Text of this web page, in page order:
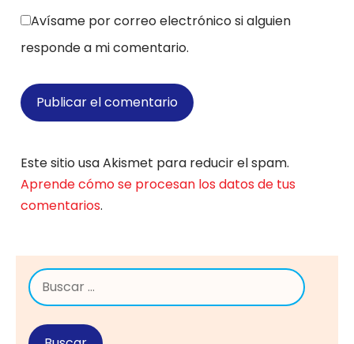
Avísame por correo electrónico si alguien
responde a mi comentario.
Este sitio usa Akismet para reducir el spam.
Aprende cómo se procesan los datos de tus
comentarios.